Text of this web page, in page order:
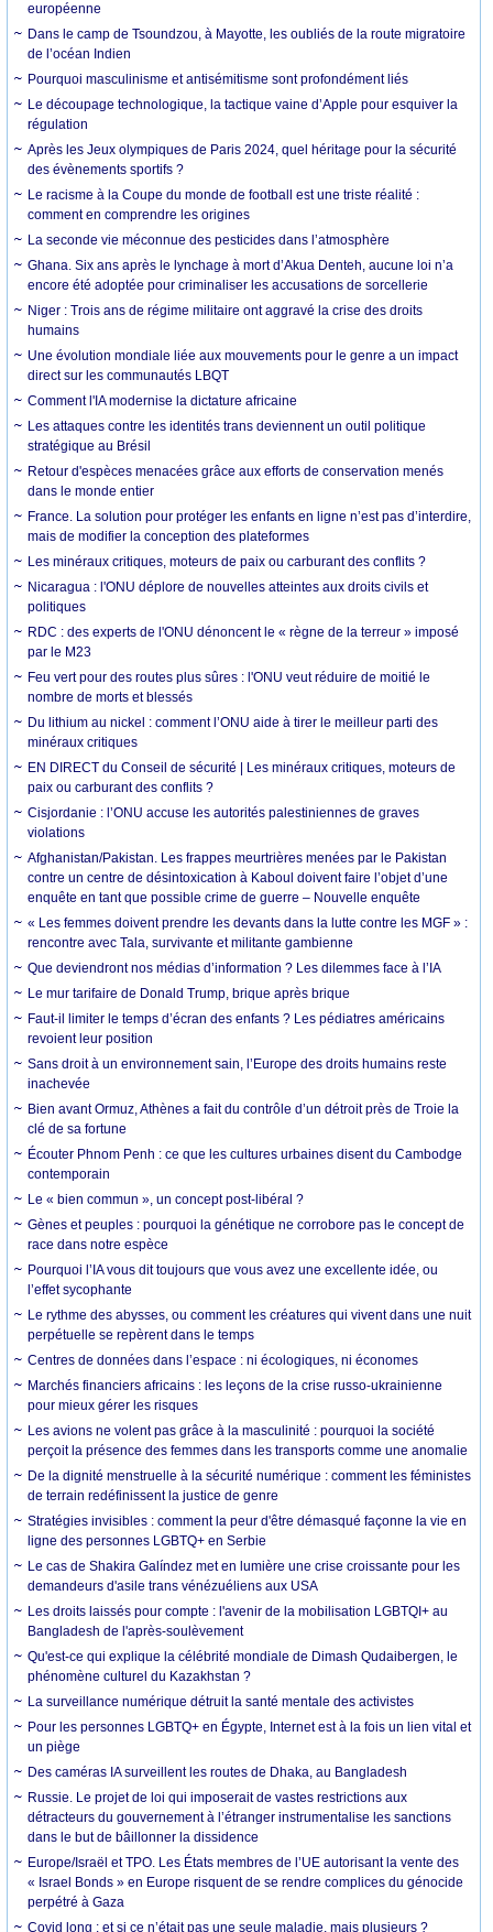
européenne
Dans le camp de Tsoundzou, à Mayotte, les oubliés de la route migratoire
de l’océan Indien
Pourquoi masculinisme et antisémitisme sont profondément liés
Le découpage technologique, la tactique vaine d’Apple pour esquiver la
régulation
Après les Jeux olympiques de Paris 2024, quel héritage pour la sécurité
des évènements sportifs ?
Le racisme à la Coupe du monde de football est une triste réalité :
comment en comprendre les origines
La seconde vie méconnue des pesticides dans l’atmosphère
Ghana. Six ans après le lynchage à mort d’Akua Denteh, aucune loi n’a
encore été adoptée pour criminaliser les accusations de sorcellerie
Niger : Trois ans de régime militaire ont aggravé la crise des droits
humains
Une évolution mondiale liée aux mouvements pour le genre a un impact
direct sur les communautés LBQT
Comment l'IA modernise la dictature africaine
Les attaques contre les identités trans deviennent un outil politique
stratégique au Brésil
Retour d'espèces menacées grâce aux efforts de conservation menés
dans le monde entier
France. La solution pour protéger les enfants en ligne n’est pas d’interdire,
mais de modifier la conception des plateformes
Les minéraux critiques, moteurs de paix ou carburant des conflits ?
Nicaragua : l'ONU déplore de nouvelles atteintes aux droits civils et
politiques
RDC : des experts de l'ONU dénoncent le « règne de la terreur » imposé
par le M23
Feu vert pour des routes plus sûres : l'ONU veut réduire de moitié le
nombre de morts et blessés
Du lithium au nickel : comment l’ONU aide à tirer le meilleur parti des
minéraux critiques
EN DIRECT du Conseil de sécurité | Les minéraux critiques, moteurs de
paix ou carburant des conflits ?
Cisjordanie : l’ONU accuse les autorités palestiniennes de graves
violations
Afghanistan/Pakistan. Les frappes meurtrières menées par le Pakistan
contre un centre de désintoxication à Kaboul doivent faire l’objet d’une
enquête en tant que possible crime de guerre – Nouvelle enquête
« Les femmes doivent prendre les devants dans la lutte contre les MGF » :
rencontre avec Tala, survivante et militante gambienne
Que deviendront nos médias d’information ? Les dilemmes face à l’IA
Le mur tarifaire de Donald Trump, brique après brique
Faut-il limiter le temps d’écran des enfants ? Les pédiatres américains
revoient leur position
Sans droit à un environnement sain, l’Europe des droits humains reste
inachevée
Bien avant Ormuz, Athènes a fait du contrôle d’un détroit près de Troie la
clé de sa fortune
Écouter Phnom Penh : ce que les cultures urbaines disent du Cambodge
contemporain
Le « bien commun », un concept post-libéral ?
Gènes et peuples : pourquoi la génétique ne corrobore pas le concept de
race dans notre espèce
Pourquoi l’IA vous dit toujours que vous avez une excellente idée, ou
l’effet sycophante
Le rythme des abysses, ou comment les créatures qui vivent dans une nuit
perpétuelle se repèrent dans le temps
Centres de données dans l’espace : ni écologiques, ni économes
Marchés financiers africains : les leçons de la crise russo-ukrainienne
pour mieux gérer les risques
Les avions ne volent pas grâce à la masculinité : pourquoi la société
perçoit la présence des femmes dans les transports comme une anomalie
De la dignité menstruelle à la sécurité numérique : comment les féministes
de terrain redéfinissent la justice de genre
Stratégies invisibles : comment la peur d'être démasqué façonne la vie en
ligne des personnes LGBTQ+ en Serbie
Le cas de Shakira Galíndez met en lumière une crise croissante pour les
demandeurs d'asile trans vénézuéliens aux USA
Les droits laissés pour compte : l'avenir de la mobilisation LGBTQI+ au
Bangladesh de l'après-soulèvement
Qu'est-ce qui explique la célébrité mondiale de Dimash Qudaibergen, le
phénomène culturel du Kazakhstan ?
La surveillance numérique détruit la santé mentale des activistes
Pour les personnes LGBTQ+ en Égypte, Internet est à la fois un lien vital et
un piège
Des caméras IA surveillent les routes de Dhaka, au Bangladesh
Russie. Le projet de loi qui imposerait de vastes restrictions aux
détracteurs du gouvernement à l’étranger instrumentalise les sanctions
dans le but de bâillonner la dissidence
Europe/Israël et TPO. Les États membres de l’UE autorisant la vente des
« Israel Bonds » en Europe risquent de se rendre complices du génocide
perpétré à Gaza
Covid long : et si ce n’était pas une seule maladie, mais plusieurs ?